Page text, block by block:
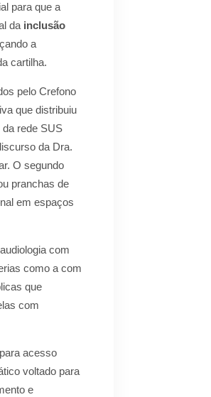
para que a
da inclusão
a
cartilha.
pelo Crefono
que distribuiu
da rede SUS
da Dra.
O segundo
pranchas de
em espaços
com
como a com
que
com
acesso
voltado para
e